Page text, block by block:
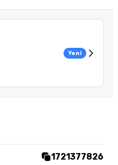
Yeni
1721377826